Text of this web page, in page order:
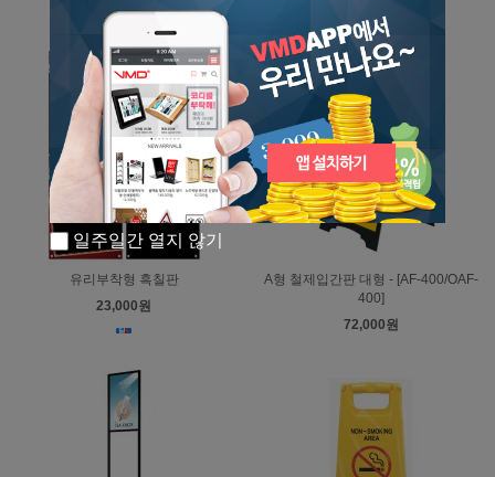
14,000원
88,000원
유리부착형 흑칠판
23,000원
A형 철제입간판 대형 - [AF-400/OAF-
400]
72,000원
일주일간 열지 않기